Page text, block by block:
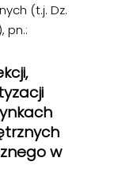
(t.j. Dz.
pn.:
w